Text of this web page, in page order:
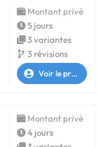
Montant privé
5 jours
3 variantes
3 révisions
Voir le profil
Montant privé
4 jours